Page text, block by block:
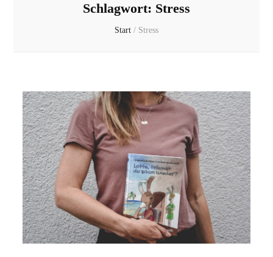
Schlagwort: Stress
Start / Stress